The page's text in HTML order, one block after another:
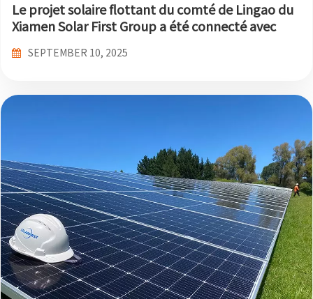
Le projet solaire flottant du comté de Lingao du
Xiamen Solar First Group a été connecté avec
SEPTEMBER 10, 2025